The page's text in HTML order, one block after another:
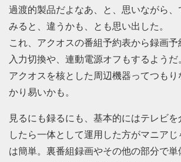
過渡的製品だよなあ、と、思いながら、
みると、違うかも、とも思い出した。
これ、アクオスの番組予約表から録画
入力切換や、連動電源オフもするようだ
アクオスを核とした周辺機器ってつも
かり易いかも。
見るにも録るにも、基本的にはテレビを
したら一体として運用した方がマニア
は簡単。裏番組録画やその他の部分で